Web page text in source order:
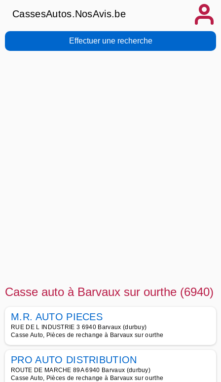
CassesAutos.NosAvis.be
Effectuer une recherche
Casse auto à Barvaux sur ourthe (6940)
M.R. AUTO PIECES
RUE DE L INDUSTRIE 3 6940 Barvaux (durbuy)
Casse Auto, Pièces de rechange à Barvaux sur ourthe
PRO AUTO DISTRIBUTION
ROUTE DE MARCHE 89A 6940 Barvaux (durbuy)
Casse Auto, Pièces de rechange à Barvaux sur ourthe